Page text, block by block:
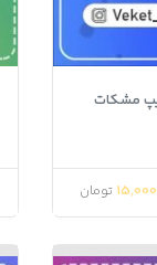
15,000 تومان